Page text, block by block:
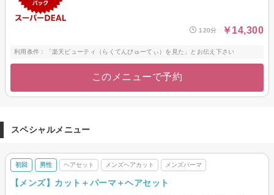
120分 ￥14,300
利用条件：「楽天ビューティ（らくてんびゅーてぃ）を見た」とお伝え下さい
このメニューで予約
スペシャルメニュー
初回 男性 ヘアセット メンズヘアカット メンズパーマ
【メンズ】カット＋パーマ＋ヘアセット